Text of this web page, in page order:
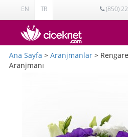
EN TR (850)
Ana Sayfa > Aranjmanlar >
Aranjmanı